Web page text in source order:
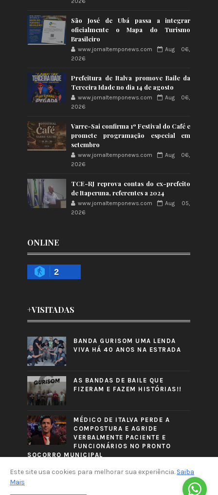
São José de Ubá passa a integrar
oficialmente o Mapa do Turismo
Brasileiro
www.jornaltemponews.com
Aug 06,
2026
Prefeitura de Italva promove Baile da
Terceira Idade no dia 14 de agosto
www.jornaltemponews.com
Aug 06,
2026
Varre-Sai confirma 1º Festival do Café e
promete programação especial em
setembro
www.jornaltemponews.com
Aug 06,
2026
TCE-RJ reprova contas do ex-prefeito
de Itaperuna, referentes a 2024
www.jornaltemponews.com
Aug 05,
2026
ONLINE
2
+VISITADAS
BANDA GURISOM UMA LENDA
VIVA HÁ 40 ANOS NA ESTRADA
AS BANDAS DE BAILE QUE
FIZERAM E FAZEM HISTÓRIAS!!
MÉDICO DE ITALVA PERDE A
COMPOSTURA E AGRIDE
VERBALMENTE PACIENTE E
FUNCIONÁRIOS NO PRONTO
SOCORRO MUNICIPAL
Este site usa cookies para melhorar sua experiência. Saiba
Mais